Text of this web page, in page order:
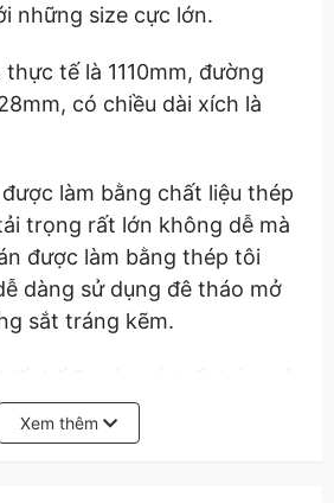
những size cực lớn.
tế là 1110mm, đường
có chiều dài xích là
làm bằng chất liệu thép
trọng rất lớn không dễ mà
được làm bằng thép tôi
dàng sử dụng đê tháo mở
sắt tráng kẽm.
dễ dàng có chiều dài đo
ngang là 80mm.
Xem thêm